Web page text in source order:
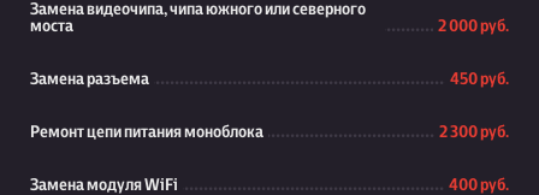
Замена видеочипа, чипа южного или северного
моста
2 000 руб.
Замена разъема 450 руб.
Ремонт цепи питания моноблока 2 300 руб.
Замена модуля WiFi 400 руб.